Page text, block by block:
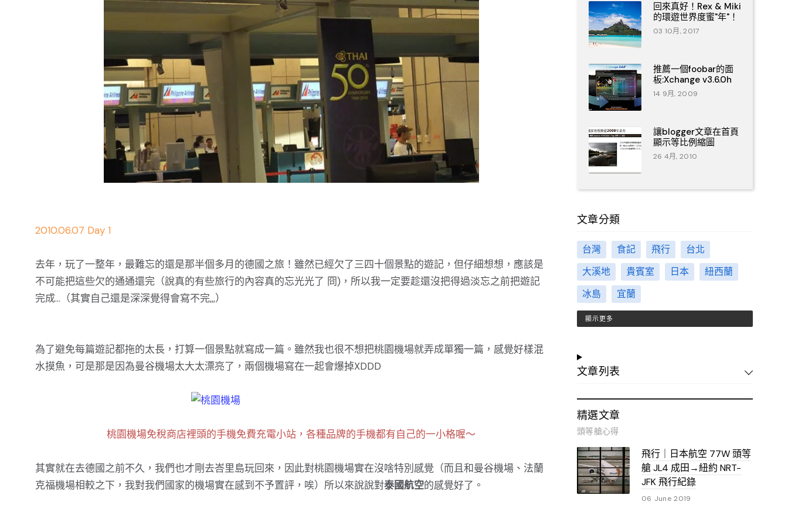
2010.06.07 Day 1
去年，玩了一整年，最難忘的還是那半個多月的德國之旅！雖然已經欠了三四十個景點的遊記，但仔細想想，應該是
不可能把這些欠的通通還完（說真的有些旅行的內容真的忘光光了 冏)，所以我一定要趁還沒把得過淡忘之前把遊記
完成…（其實自己還是深深覺得會寫不完,,,）
為了避免每篇遊記都拖的太長，打算一個景點就寫成一篇。雖然我也很不想把桃園機場就弄成單獨一篇，感覺好樣混
水摸魚，可是那是因為曼谷機場太大太漂亮了，兩個機場寫在一起會爆掉XDDD
桃園機場免稅商店裡頭的手機免費充電小站，各種品牌的手機都有自己的一小格喔～
其實就在去德國之前不久，我們也才剛去峇里島玩回來，因此對桃園機場實在沒啥特別感覺（而且和曼谷機場、法蘭
克福機場相較之下，我對我們國家的機場實在感到不予置評，唉）所以來說說對泰國航空的感覺好了。
回來真好！Rex & Miki
的環遊世界度蜜"年"！
03 10月, 2017
推薦一個foobar的面
板:Xchange v3.6.0h
14 9月, 2009
讓blogger文章在首頁
顯示等比例縮圖
26 4月, 2010
文章分類
台灣 食記 飛行
台北
大溪地
貴賓室 日本
紐西蘭
冰島
宜蘭
顯示更多
文章列表
精選文章
頭等艙心得
飛行｜日本航空 77W 頭等
艙 JL4 成田→紐約 NRT-
JFK 飛行紀錄
06 June 2019